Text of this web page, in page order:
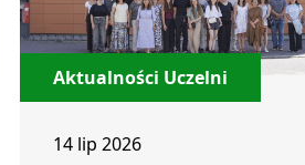
Aktualności Uczelni
14 lip 2026